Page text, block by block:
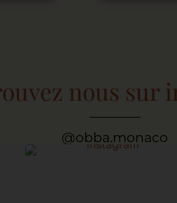
nous sur
@obba.monaco